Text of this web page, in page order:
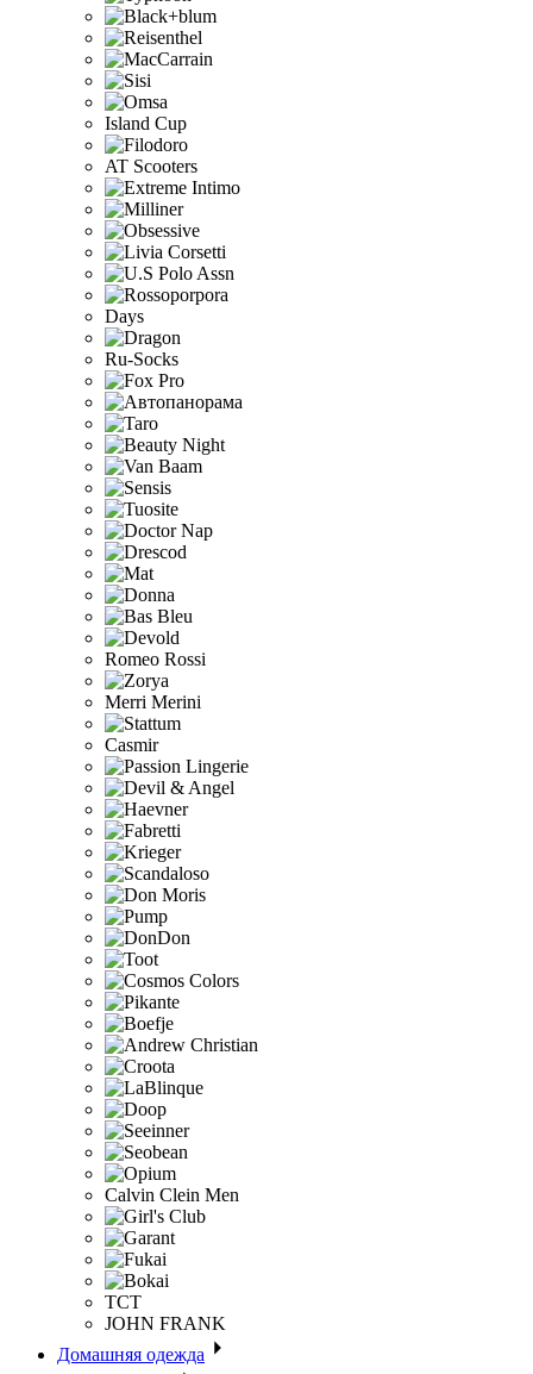
Island Cup
AT Scooters
Days
Ru-Socks
Romeo Rossi
Merri Merini
Casmir
Calvin Clein Men
ТСТ
JOHN FRANK
Домашняя одежда